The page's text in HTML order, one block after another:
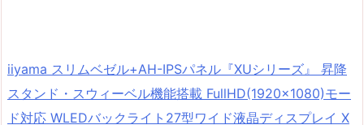
iiyama スリムベゼル+AH-IPSパネル『XUシリーズ』 昇降
スタンド・スウィーベル機能搭載 FullHD(1920×1080)モー
ド対応 WLEDバックライト27型ワイド液晶ディスプレイ X